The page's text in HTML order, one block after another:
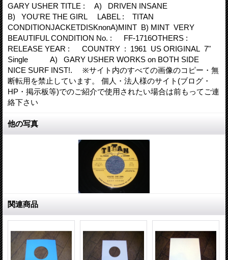
GARY USHER TITLE : A) DRIVEN INSANE
B) YOU'RE THE GIRL LABEL : TITAN
CONDITIONJACKETDISKnonA)MINT B) MINT VERY
BEAUTIFUL CONDITION No. : FF-1716OTHERS :
RELEASE YEAR : COUNTRY : 1961 US ORIGINAL 7"
Single A) GARY USHER WORKS on BOTH SIDE
NICE SURF INST!. ※サイト内のすべての画像のコピー・無
断転用を禁止しています。 個人・法人様のサイト(ブログ・
HP・掲示板等)でのご紹介で使用されたい場合は前もってご連
絡下さい
他の写真
関連商品